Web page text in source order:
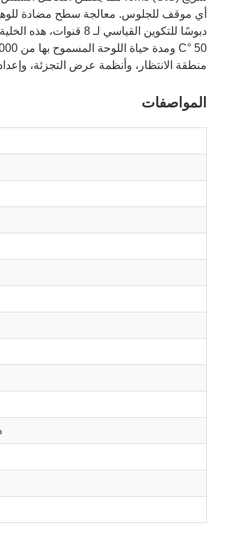
منطقة الانتظار، وأنظمة عرض التجزئة،
المواصفات